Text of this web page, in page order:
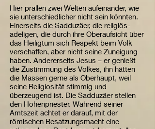
Hier prallen zwei Welten aufeinander, wie
sie unterschiedlicher nicht sein könnten.
Einerseits die Sadduzäer, die religiös-
adeligen, die durch ihre Oberaufsicht über
das Heiligtum sich Respekt beim Volk
verschaffen, aber nicht seine Zuneigung
haben. Andererseits Jesus – er genießt
die Zustimmung des Volkes, ihn hätten
die Massen gerne als Oberhaupt, weil
seine Religiosität stimmig und
überzeugend ist. Die Sadduzäer stellen
den Hohenpriester. Während seiner
Amtszeit achtet er darauf, mit der
römischen Besatzungsmacht eine